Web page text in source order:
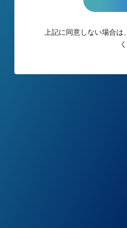
表示された接続ナンバ
上記に同意しない場合は